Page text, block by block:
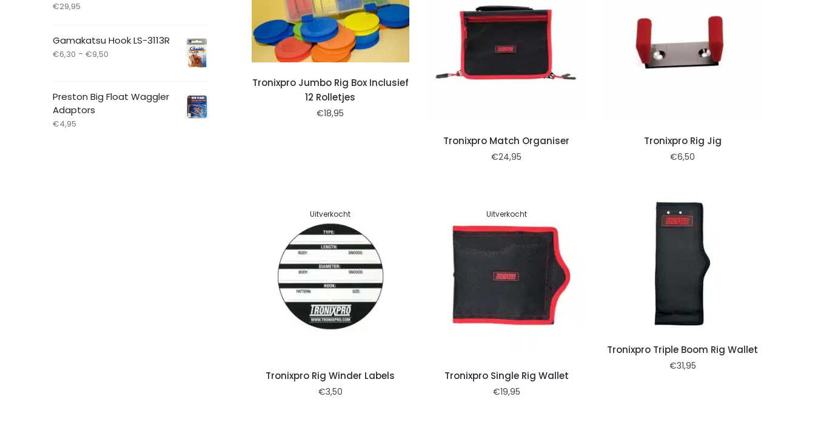
Tronixpro Jumbo Rig Box Inclusief
12 Rolletjes
€18,95
Tronixpro Match Organiser
€24,95
Tronixpro Rig Jig
€6,50
Uitverkocht
Tronixpro Rig Winder Labels
€3,50
Uitverkocht
Tronixpro Single Rig Wallet
€19,95
Tronixpro Triple Boom Rig Wallet
€31,95
€29,95
Gamakatsu Hook LS-3113R
€6,30 - €9,50
Preston Big Float Waggler
Adaptors
€4,95